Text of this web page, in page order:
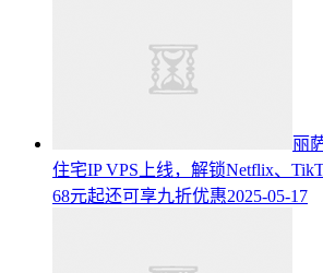
丽
住宅IP VPS上线，解锁Netflix、
68元起还可享九折优惠2025-05-17